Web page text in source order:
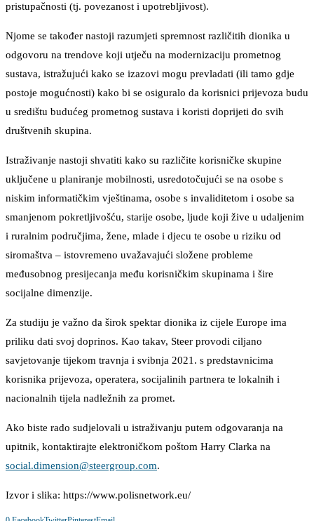
pristupačnosti (tj. povezanost i upotrebljivost).
Njome se također nastoji razumjeti spremnost različitih dionika u
odgovoru na trendove koji utječu na modernizaciju prometnog
sustava, istražujući kako se izazovi mogu prevladati (ili tamo gdje
postoje mogućnosti) kako bi se osiguralo da korisnici prijevoza budu
u središtu budućeg prometnog sustava i koristi doprijeti do svih
društvenih skupina.
Istraživanje nastoji shvatiti kako su različite korisničke skupine
uključene u planiranje mobilnosti, usredotočujući se na osobe s
niskim informatičkim vještinama, osobe s invaliditetom i osobe sa
smanjenom pokretljivošću, starije osobe, ljude koji žive u udaljenim
i ruralnim područjima, žene, mlade i djecu te osobe u riziku od
siromaštva – istovremeno uvažavajući složene probleme
međusobnog presijecanja među korisničkim skupinama i šire
socijalne dimenzije.
Za studiju je važno da širok spektar dionika iz cijele Europe ima
priliku dati svoj doprinos. Kao takav, Steer provodi ciljano
savjetovanje tijekom travnja i svibnja 2021. s predstavnicima
korisnika prijevoza, operatera, socijalinih partnera te lokalnih i
nacionalnih tijela nadležnih za promet.
Ako biste rado sudjelovali u istraživanju putem odgovaranja na
upitnik, kontaktirajte elektroničkom poštom Harry Clarka na
social.dimension@steergroup.com.
Izvor i slika: https://www.polisnetwork.eu/